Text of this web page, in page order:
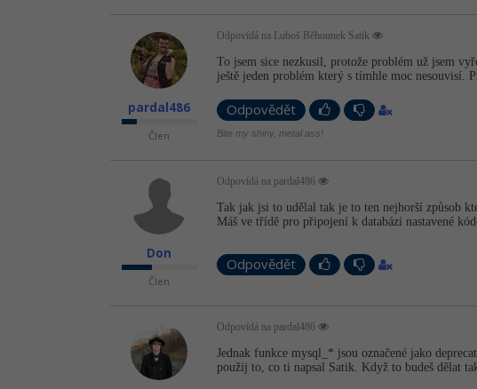
pardal486
Člen
Odpovídá na Luboš Běhounek Satik
To jsem sice nezkusil, protože problém už jsem
ještě jeden problém který s tímhle moc nesouvisí.
Odpovědět
Bite my shiny, metal ass!
Don
Člen
Odpovídá na pardal486
Tak jak jsi to udělal tak je to ten nejhorší způsob
Máš ve třídě pro připojení k databázi nastavené
Odpovědět
Odpovídá na pardal486
Jednak funkce mysql_* jsou označené jako
použij to, co ti napsal Satik. Když to budeš dělat